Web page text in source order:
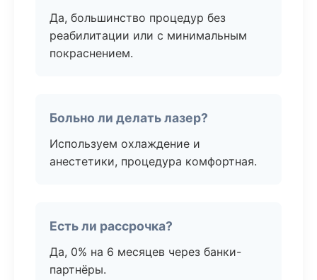
Да, большинство процедур без
реабилитации или с минимальным
покраснением.
Больно ли делать лазер?
Используем охлаждение и
анестетики, процедура комфортная.
Есть ли рассрочка?
Да, 0% на 6 месяцев через банки-
партнёры.